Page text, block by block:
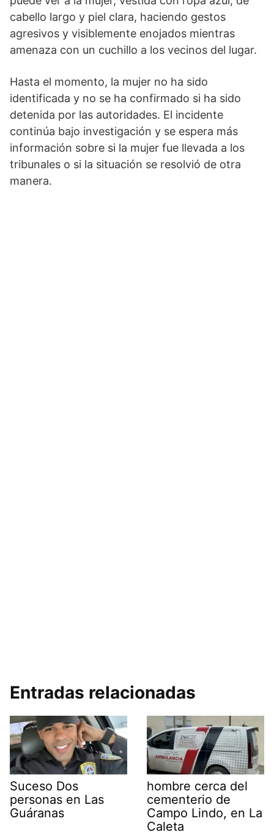
cabello largo y piel clara, haciendo gestos
agresivos y visiblemente enojados mientras
amenaza con un cuchillo a los vecinos del lugar.
Hasta el momento, la mujer no ha sido
identificada y no se ha confirmado si ha sido
detenida por las autoridades. El incidente
continúa bajo investigación y se espera más
información sobre si la mujer fue llevada a los
tribunales o si la situación se resolvió de otra
manera.
Entradas relacionadas
Suceso Dos
personas en Las
Guáranas
hombre cerca del
cementerio de
Campo Lindo, en La
Caleta